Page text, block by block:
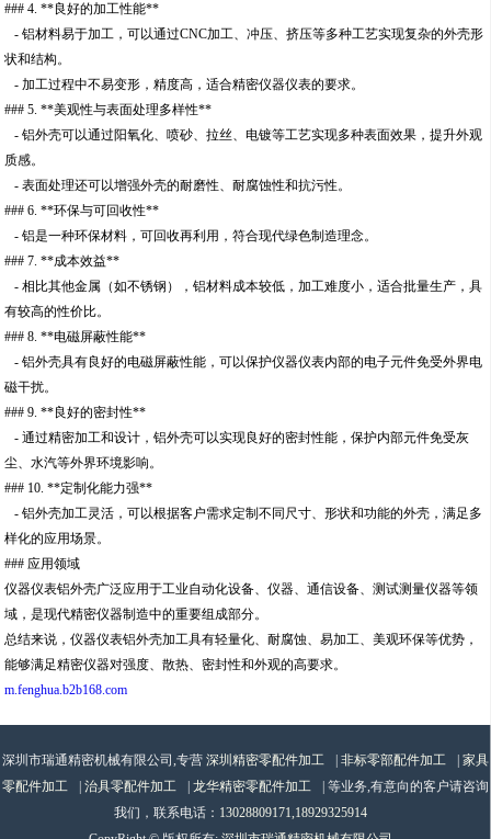
### 4. **良好的加工性能**
- 铝材料易于加工，可以通过CNC加工、冲压、挤压等多种工艺实现复杂的外壳形
状和结构。
- 加工过程中不易变形，精度高，适合精密仪器仪表的要求。
### 5. **美观性与表面处理多样性**
- 铝外壳可以通过阳氧化、喷砂、拉丝、电镀等工艺实现多种表面效果，提升外观
质感。
- 表面处理还可以增强外壳的耐磨性、耐腐蚀性和抗污性。
### 6. **环保与可回收性**
- 铝是一种环保材料，可回收再利用，符合现代绿色制造理念。
### 7. **成本效益**
- 相比其他金属（如不锈钢），铝材料成本较低，加工难度小，适合批量生产，具
有较高的性价比。
### 8. **电磁屏蔽性能**
- 铝外壳具有良好的电磁屏蔽性能，可以保护仪器仪表内部的电子元件免受外界电
磁干扰。
### 9. **良好的密封性**
- 通过精密加工和设计，铝外壳可以实现良好的密封性能，保护内部元件免受灰
尘、水汽等外界环境影响。
### 10. **定制化能力强**
- 铝外壳加工灵活，可以根据客户需求定制不同尺寸、形状和功能的外壳，满足多
样化的应用场景。
### 应用领域
仪器仪表铝外壳广泛应用于工业自动化设备、仪器、通信设备、测试测量仪器等领
域，是现代精密仪器制造中的重要组成部分。
总结来说，仪器仪表铝外壳加工具有轻量化、耐腐蚀、易加工、美观环保等优势，
能够满足精密仪器对强度、散热、密封性和外观的高要求。
m.fenghua.b2b168.com
深圳市瑞通精密机械有限公司,专营 深圳精密零配件加工 非标零部配件加工
家具
零配件加工
治具零配件加工 龙华精密零配件加工
| 等业务,有意向的客户请咨询
我们，联系电话： 13028809171,18929325914